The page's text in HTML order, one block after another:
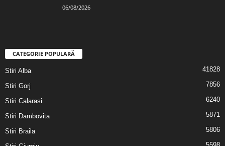
06/08/2026
CATEGORIE POPULARĂ
Stiri Alba 41828
Stiri Gorj 7856
Stiri Calarasi 6240
Stiri Dambovita 5871
Stiri Braila 5806